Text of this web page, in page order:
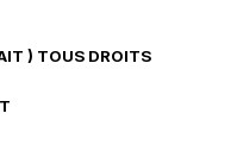
) TOUS DROITS